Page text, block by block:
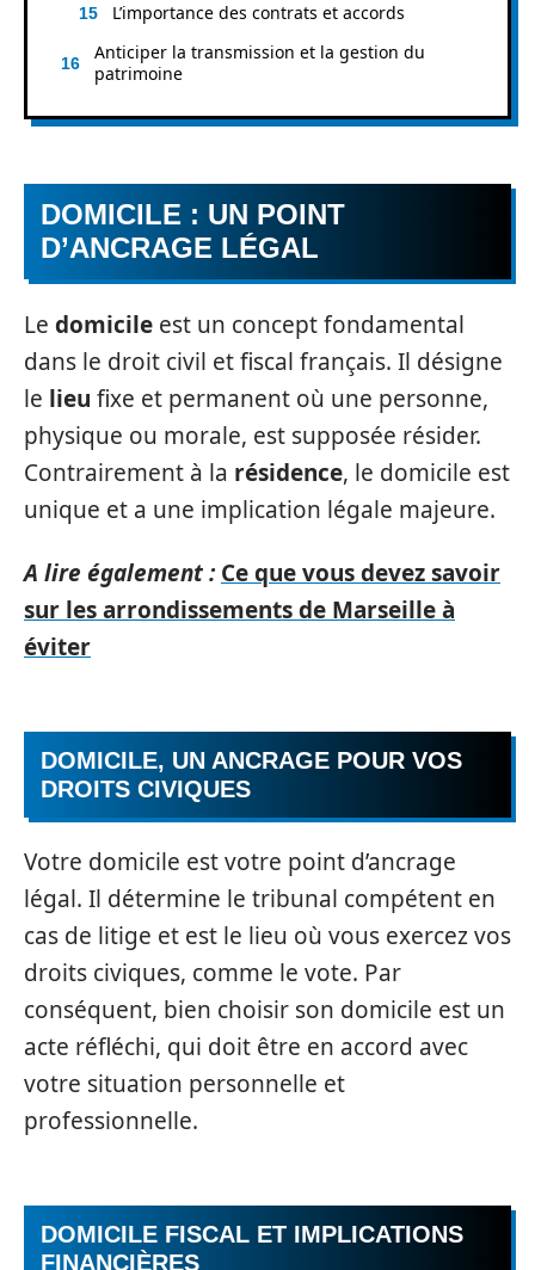
L’importance des contrats et accords
Anticiper la transmission et la gestion du
patrimoine
DOMICILE : UN POINT
D’ANCRAGE LÉGAL
Le domicile est un concept fondamental
dans le droit civil et fiscal français. Il désigne
le lieu fixe et permanent où une personne,
physique ou morale, est supposée résider.
Contrairement à la résidence, le domicile est
unique et a une implication légale majeure.
A lire également : Ce que vous devez savoir
sur les arrondissements de Marseille à
éviter
DOMICILE, UN ANCRAGE POUR VOS
DROITS CIVIQUES
Votre domicile est votre point d’ancrage
légal. Il détermine le tribunal compétent en
cas de litige et est le lieu où vous exercez vos
droits civiques, comme le vote. Par
conséquent, bien choisir son domicile est un
acte réfléchi, qui doit être en accord avec
votre situation personnelle et
professionnelle.
DOMICILE FISCAL ET IMPLICATIONS
FINANCIÈRES